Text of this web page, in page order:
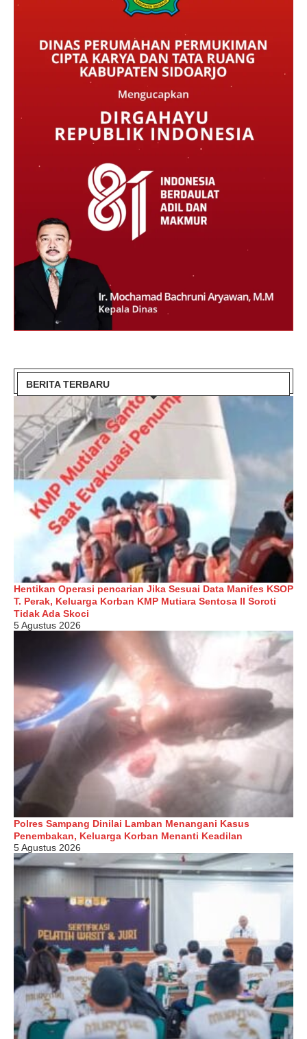
BERITA TERBARU
Hentikan Operasi pencarian Jika Sesuai Data Manifes KSOP
T. Perak, Keluarga Korban KMP Mutiara Sentosa II Soroti
Tidak Ada Skoci
5 Agustus 2026
Polres Sampang Dinilai Lamban Menangani Kasus
Penembakan, Keluarga Korban Menanti Keadilan
5 Agustus 2026